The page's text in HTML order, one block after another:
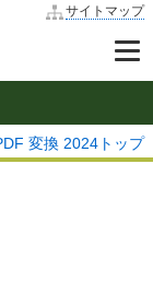
サイトマップ
変換 2024トップ